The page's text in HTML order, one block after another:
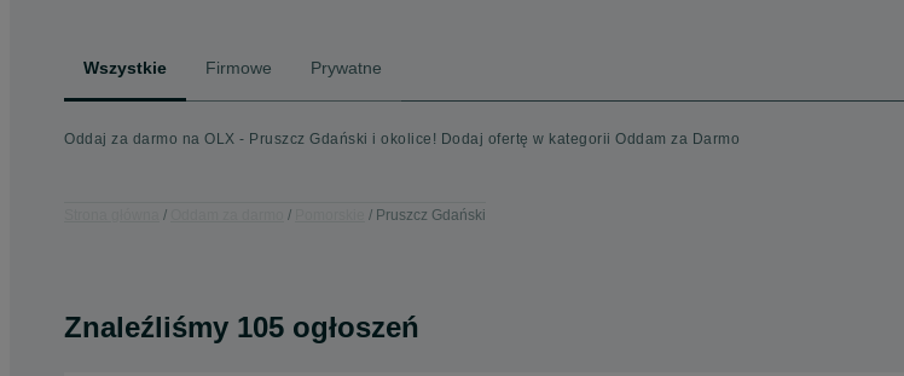
Wszystkie Firmowe Prywatne
Oddaj za darmo na OLX - Pruszcz Gdański i okolice! Dodaj ofertę w kategorii Oddam za Darmo
Pruszcz Gdański
Znaleźliśmy 105 ogłoszeń